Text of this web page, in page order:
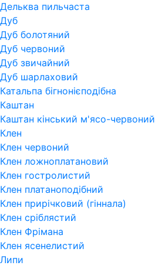
Дельква пильчаста
Дуб
Дуб болотяний
Дуб червоний
Дуб звичайний
Дуб шарлаховий
Катальпа бігнонієподібна
Каштан
Каштан кінський м'ясо-червоний
Клен
Клен червоний
Клен ложноплатановий
Клен гостролистий
Клен платаноподібний
Клен прирічковий (гіннала)
Клен сріблястий
Клен Фрімана
Клен ясенелистий
Липи